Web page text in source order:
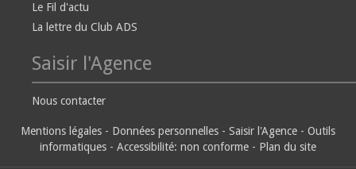
Le Fil d'actu
La lettre du Club ADS
Saisir l'Agence
Nous contacter
Mentions légales - Données personnelles - Saisir l'Agence - Outils
informatiques - Accessibilité: non conforme - Plan du site